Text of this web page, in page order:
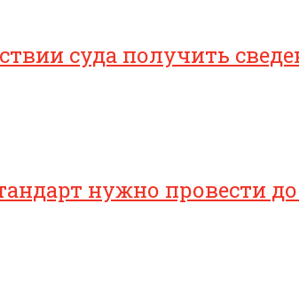
суда получить
нужно провести до